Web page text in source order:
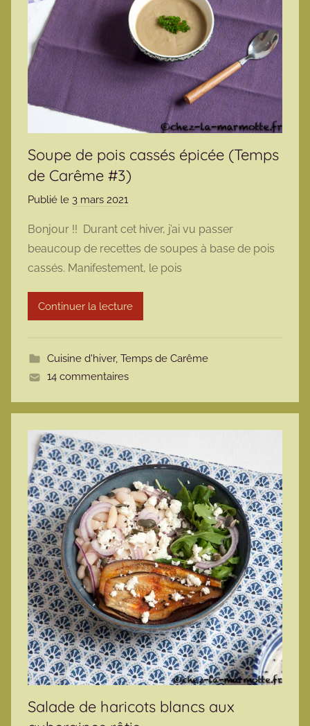
Soupe de pois cassés épicée (Temps
de Carême #3)
Publié le 3 mars 2021
r
m
a
r
m
t
e
Bonjour !! Durant cet hiver, j’ai vu passer
beaucoup de recettes de soupes à base de pois
cassés. Manifestement, le pois
Continuer la lecture
Cuisine d'hiver, Temps de Carême
14 commentaires
Salade de haricots blancs aux